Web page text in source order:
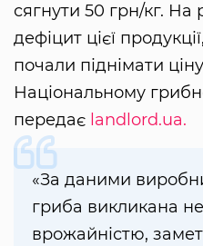
сягнути 50 грн/кг. На
дефіцит цієї
почали піднімати
Національному
передає landlord.ua.
«За даними
гриба викликана
врожайністю,